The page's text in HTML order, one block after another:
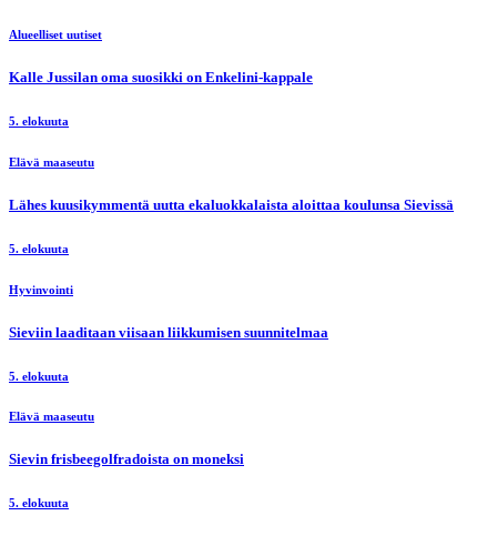
Alueelliset uutiset
Kalle Jussilan oma suosikki on Enkelini-kappale
5. elokuuta
Elävä maaseutu
Lähes kuusikymmentä uutta ekaluokkalaista aloittaa koulunsa Sievissä
5. elokuuta
Hyvinvointi
Sieviin laaditaan viisaan liikkumisen suunnitelmaa
5. elokuuta
Elävä maaseutu
Sievin frisbeegolfradoista on moneksi
5. elokuuta